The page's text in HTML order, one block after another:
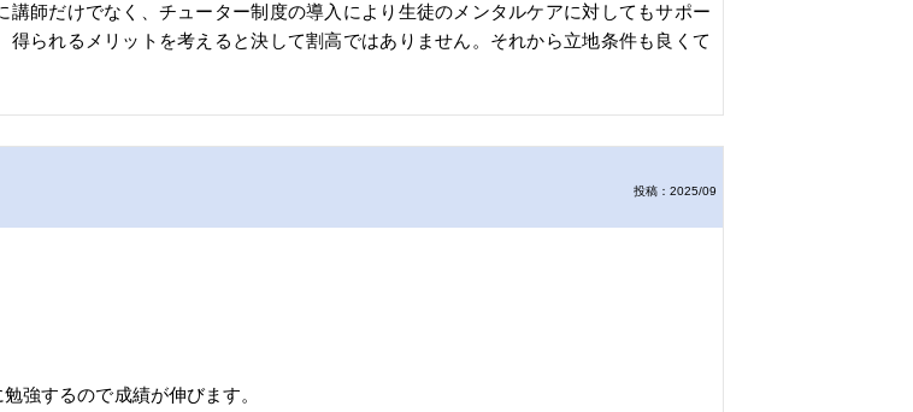
師だけでなく、チューター制度の導入により生徒のメンタルケアに対してもサポー
られるメリットを考えると決して割高ではありません。それから立地条件も良くて
投稿：2025/09
強するので成績が伸びます。